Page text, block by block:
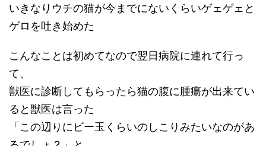
いきなりウチの猫が今までにないくらいゲェゲェと
ゲロを吐き始めた
こんなことは初めてなので翌日病院に連れて行っ
て、
獣医に診断してもらったら猫の腹に腫瘍が出来てい
ると獣医は言った
「この辺りにビー玉くらいのしこりみたいなのがあ